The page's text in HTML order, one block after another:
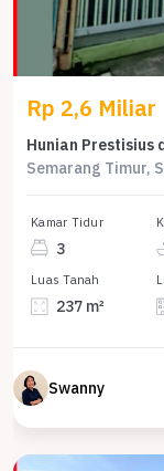
Rp 2,6 Miliar
Semarang Timur,
Kamar Tidur
3
Luas Tanah
237 m²
Swanny